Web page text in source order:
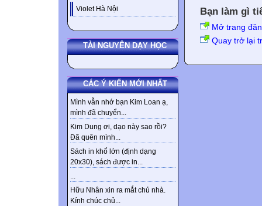
Violet Hà Nội
TÀI NGUYÊN DẠY HỌC
CÁC Ý KIẾN MỚI NHẤT
Mình vẫn nhớ bạn Kim Loan ạ,
mình đã chuyển...
Kim Dung ơi, dạo này sao rồi?
Đã quên mình...
Sách in khổ lớn (định dạng
20x30), sách được in...
...
Hữu Nhân xin ra mắt chủ nhà.
Kính chúc chủ...
Bạn làm gì
Mở trang
Quay trở lại